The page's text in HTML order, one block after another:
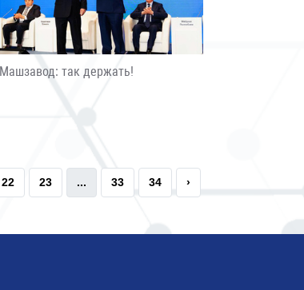
Машзавод: так держать!
22 23 ... 33 34 ›